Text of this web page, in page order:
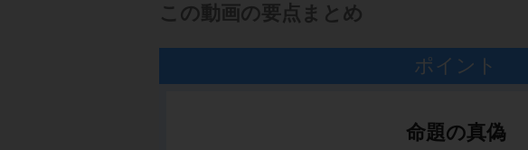
この動画の要点まとめ
ポイント
命題の真偽